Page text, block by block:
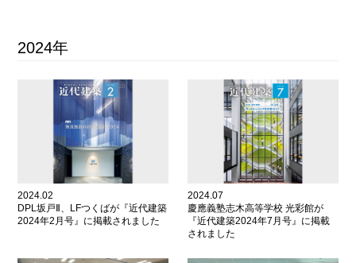
2024年
2024.02
DPL坂戸Ⅱ、LFつくばが『近代建築
2024年2月号』に掲載されました
2024.07
慶應義塾志木高等学校 光彩館が
『近代建築2024年7月号』に掲載
されました